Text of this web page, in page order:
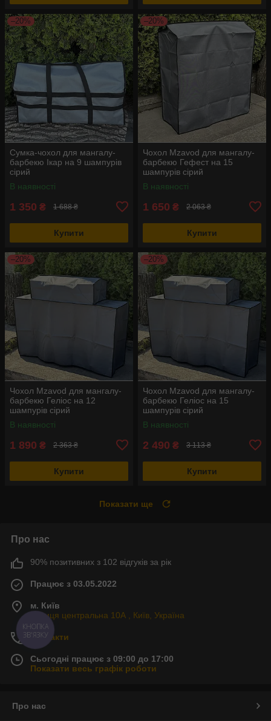
–20%
Сумка-чохол для мангалу-
барбекю Ікар на 9 шампурів
сірий
В наявності
1 350 ₴ 1 688 ₴
Купити
–20%
Чохол Mzavod для мангалу-
барбекю Гефест на 15
шампурів сірий
В наявності
1 650 ₴ 2 063 ₴
Купити
–20%
Чохол Mzavod для мангалу-
барбекю Геліос на 12
шампурів сірий
В наявності
1 890 ₴ 2 363 ₴
Купити
–20%
Чохол Mzavod для мангалу-
барбекю Геліос на 15
шампурів сірий
В наявності
2 490 ₴ 3 113 ₴
Купити
Показати ще
Про нас
90% позитивних з 102 відгуків за рік
Працює з 03.05.2022
м. Київ
Вулиця центральна 10А , Київ, Україна
Контакти
Сьогодні працює з 09:00 до 17:00
Показати весь графік роботи
Про нас
КНОПКА
ЗВ'ЯЗКУ